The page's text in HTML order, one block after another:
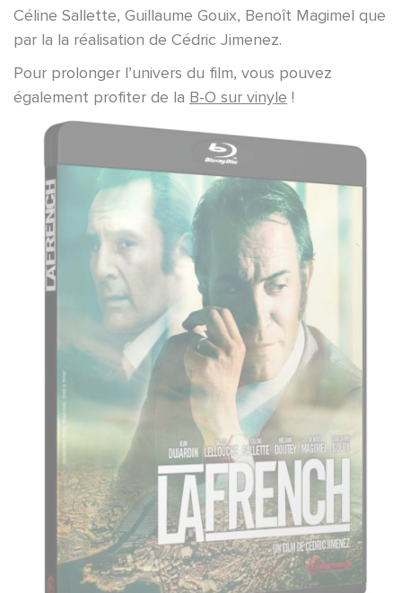
Céline Sallette, Guillaume Gouix, Benoît Magimel que
par la la réalisation de Cédric Jimenez.
Pour prolonger l’univers du film, vous pouvez
également profiter de la B-O sur vinyle !